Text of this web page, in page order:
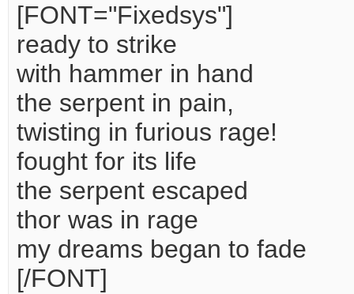
[FONT="Fixedsys"]
ready to strike
with hammer in hand
the serpent in pain,
twisting in furious rage!
fought for its life
the serpent escaped
thor was in rage
my dreams began to fade
[/FONT]